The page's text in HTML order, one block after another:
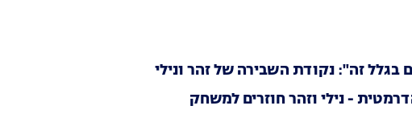
בגלל זה": נקודת השבירה של זהר ונילי
- נילי וזהר חוזרים למשחק